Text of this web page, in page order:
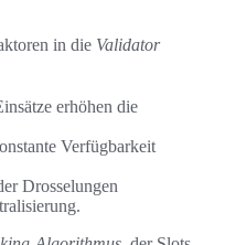
in die Validator
erhöhen die
Verfügbarkeit
Drosselungen